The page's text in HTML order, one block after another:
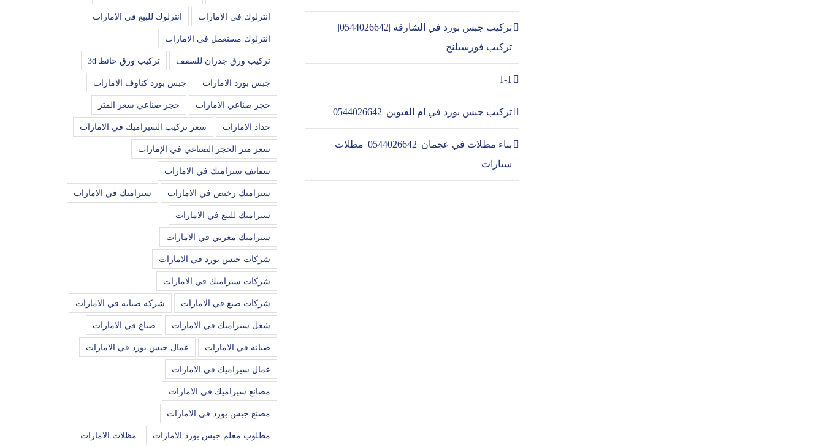
تركيب جبس بورد في الشارقة |0544026642|
تركيب فورسيلنج
1-1
تركيب جبس بورد في ام القيوين |0544026642
بناء مظلات في عجمان |0544026642| مظلات
سيارات
انترلوك في الامارات انترلوك للبيع في الامارات
انترلوك مستعمل في الامارات
تركيب ورق جدران للسقف تركيب ورق حائط 3d
جبس بورد الامارات جبس بورد كناوف الامارات
حجر صناعي الامارات حجر صناعي سعر المتر
حداد الامارات سعر تركيب السيراميك في الامارات
سعر متر الحجر الصناعي في الإمارات
سفايف سيراميك في الامارات
سيراميك رخيص في الامارات سيراميك في الامارات
سيراميك للبيع في الامارات
سيراميك مغربي في الامارات
شركات جبس بورد في الامارات
شركات سيراميك في الامارات
شركات صبغ في الامارات شركة صيانة في الامارات
شغل سيراميك في الامارات صباغ في الامارات
صيانه في الامارات عمال جبس بورد في الامارات
عمال سيراميك في الامارات
مصانع سيراميك في الامارات
مصنع جبس بورد في الامارات
مطلوب معلم جبس بورد الامارات مظلات الامارات